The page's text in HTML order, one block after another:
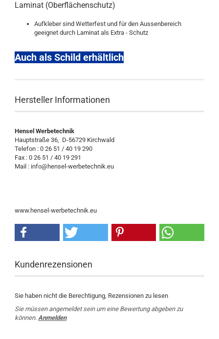
Laminat (Oberflächenschutz)
Aufkleber sind Wetterfest und für den Aussenbereich
geeignet durch Laminat als Extra - Schutz
Auch als Schild erhältlich
Hersteller Informationen
Hensel Werbetechnik
Hauptstraße 36, D-56729 Kirchwald
Telefon : 0 26 51 / 40 19 290
Fax : 0 26 51 / 40 19 291
Mail : info@hensel-werbetechnik.eu
www.hensel-werbetechnik.eu
Kundenrezensionen
Sie haben nicht die Berechtigung, Rezensionen zu lesen
Sie müssen angemeldet sein um eine Bewertung abgeben zu
können. Anmelden